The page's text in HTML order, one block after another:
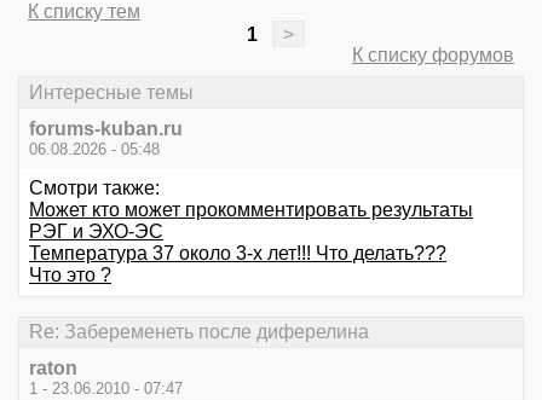
К списку тем
1
>
К списку форумов
Интересные темы
forums-kuban.ru
06.08.2026 - 05:48
Смотри также:
Может кто может прокомментировать результаты
РЭГ и ЭХО-ЭС
Температура 37 около 3-х лет!!! Что делать???
Что это ?
Re: Забеременеть после диферелина
raton
1 - 23.06.2010 - 07:47